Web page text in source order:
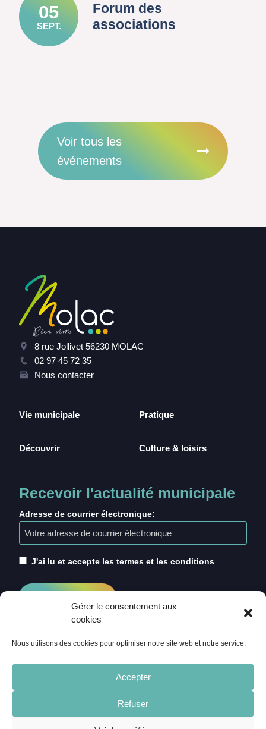
Gérer le consentement aux
cookies
Nous utilisons des cookies pour optimiser notre site web et notre service.
Accepter
Refuser
05
SEPT.
Forum des
associations
Voir tous les
événements
8 rue Jollivet 56230 MOLAC
02 97 45 72 35
Nous contacter
Vie municipale
Découvrir
Pratique
Culture & loisirs
Recevoir l'actualité municipale
Adresse de courrier électronique:
J'ai lu et accepte les termes et les conditions
CRÉDITS
MENTIONS LÉGALES